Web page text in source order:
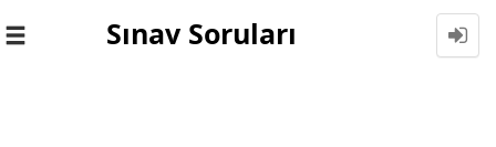
Toggle
Sınav Soruları